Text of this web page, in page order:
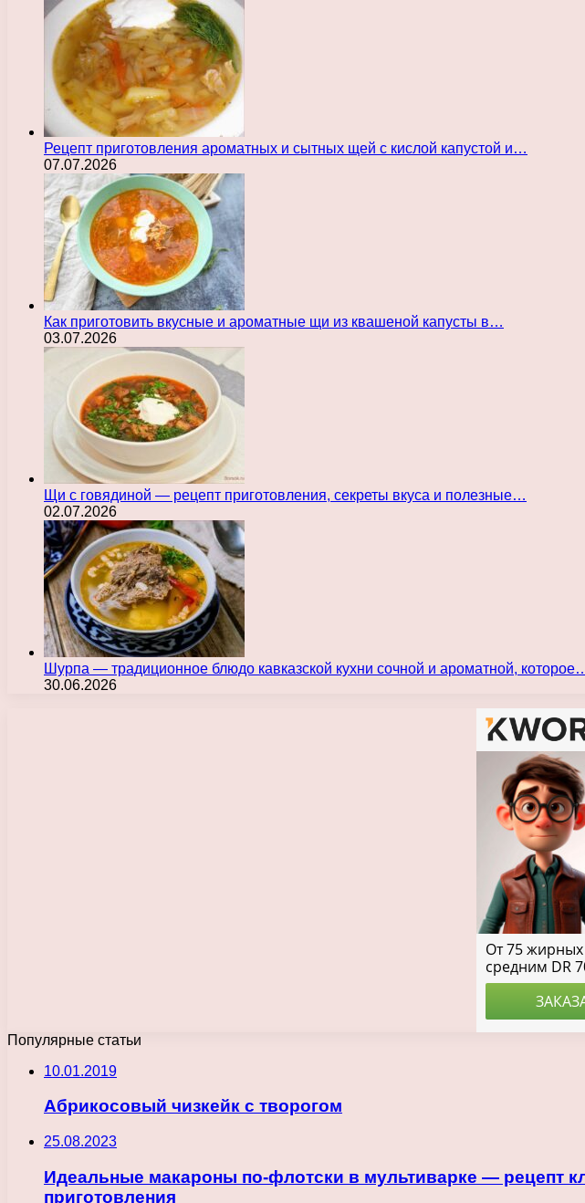
Рецепт приготовления ароматных и сытных щей с кислой капустой и…
07.07.2026
Как приготовить вкусные и ароматные щи из квашеной капусты в…
03.07.2026
Щи с говядиной — рецепт приготовления, секреты вкуса и полезные…
02.07.2026
Шурпа — традиционное блюдо кавказской кухни сочной и ароматной,
30.06.2026
Популярные статьи
10.01.2019
Абрикосовый чизкейк с творогом
25.08.2023
Идеальные макароны по-флотски в мультиварке — рецепт
приготовления